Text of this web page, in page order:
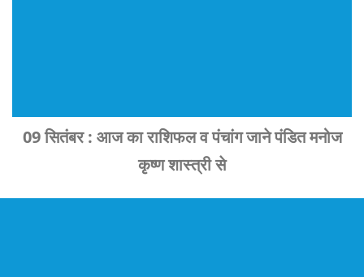
09 सितंबर : आज का राशिफल व पंचांग जाने पंडित मनोज
कृष्ण शास्त्री से